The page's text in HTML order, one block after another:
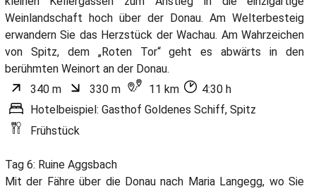
Weinlandschaft hoch über der Donau. Am Welterbesteig
erwandern Sie das Herzstück der Wachau. Am Wahrzeichen
von Spitz, dem „Roten Tor“ geht es abwärts in den
berühmten Weinort an der Donau.
340 m
330 m 11 km
4:30 h
Hotelbeispiel: Gasthof Goldenes Schiff, Spitz
Frühstück
Tag 6: Ruine Aggsbach
Mit der Fähre über die Donau nach Maria Langegg, wo Sie